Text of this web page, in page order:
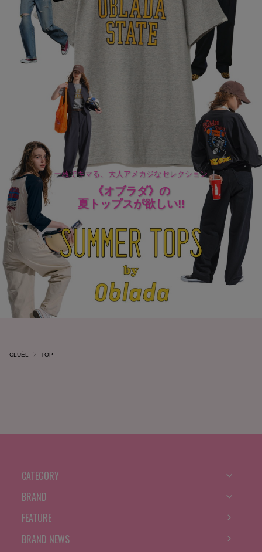
一枚でキマる、大人アメカジなセレクション
《オブラダ》の
夏トップスが欲しい!!
CLUÉL TOP
CATEGORY
BRAND
FEATURE
BRAND NEWS